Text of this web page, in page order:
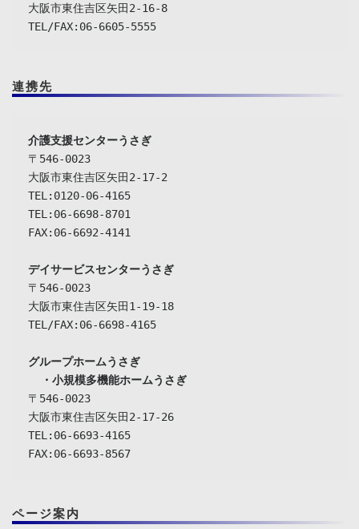
大阪市東住吉区矢田2-16-8
TEL/FAX:06-6605-5555
連携先
介護支援センターうさぎ
〒546-0023
大阪市東住吉区矢田2-17-2
TEL:0120-06-4165
TEL:06-6698-8701
FAX:06-6692-4141
デイサービスセンターうさぎ
〒546-0023
大阪市東住吉区矢田1-19-18
TEL/FAX:06-6698-4165
グループホームうさぎ
  ・小規模多機能ホームうさぎ
〒546-0023
大阪市東住吉区矢田2-17-26
TEL:06-6693-4165
FAX:06-6693-8567
ページ案内